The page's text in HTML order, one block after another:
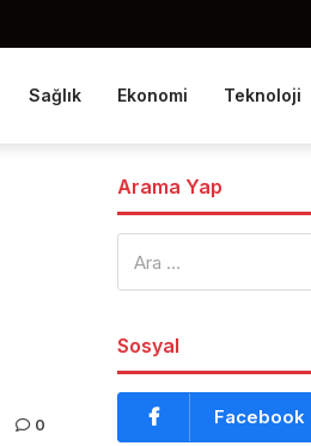
Sağlık Ekonomi Teknoloji
0
Arama Yap
Sosyal
Facebook